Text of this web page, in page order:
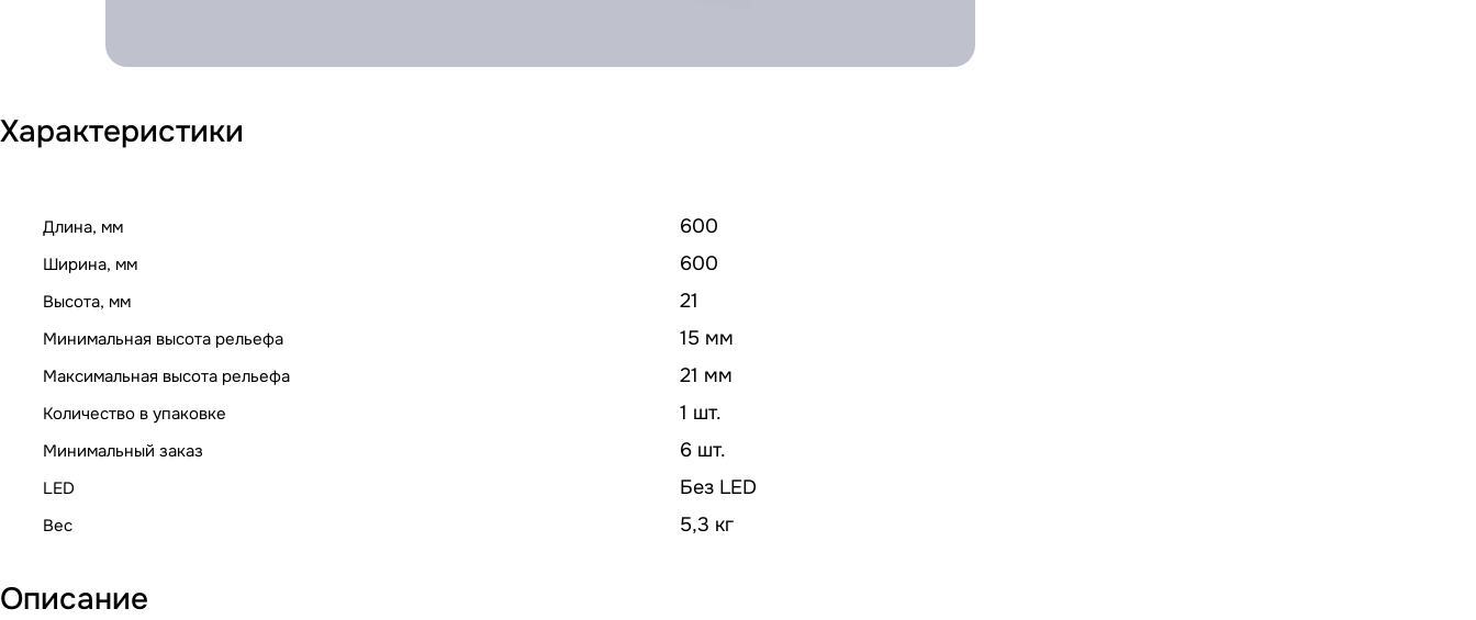
Характеристики
Длина, мм 600
Ширина, мм 600
Высота, мм 21
Минимальная высота рельефа 15 мм
Максимальная высота рельефа 21 мм
Количество в упаковке 1 шт.
Минимальный заказ 6 шт.
LED Без LED
Вес 5,3 кг
Описание